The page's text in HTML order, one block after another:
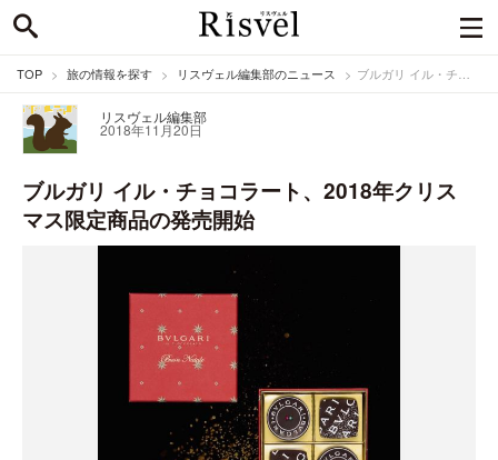
TOP 旅の情報を探す リスヴェル編集部のニュース ブルガリ イル・チョコラート、2018年クリスマス限定商品の発売開始
リスヴェル編集部
2018年11月20日
ブルガリ イル・チョコラート、2018年クリス
マス限定商品の発売開始